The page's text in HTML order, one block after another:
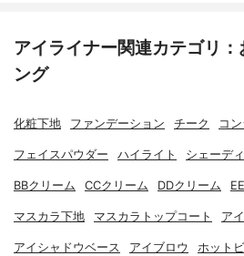
アイライナー関連カテゴリ
ング
化粧下地 ファンデーション チーク コ
フェイスパウダー ハイライト シェーデ
BBクリーム CCクリーム DDクリーム
マスカラ下地 マスカラトップコート ア
アイシャドウベース アイブロウ ホット